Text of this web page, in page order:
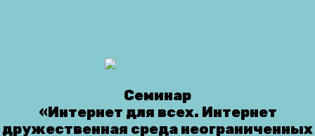
Семинар
«Интернет для всех. Интернет
дружественная среда неограниченных